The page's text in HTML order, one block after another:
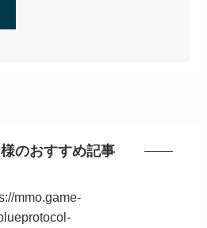
のおすすめ記事
mmo.game-